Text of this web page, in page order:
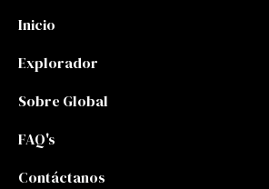
Inicio
Explorador
Sobre Global
FAQ's
Contáctanos